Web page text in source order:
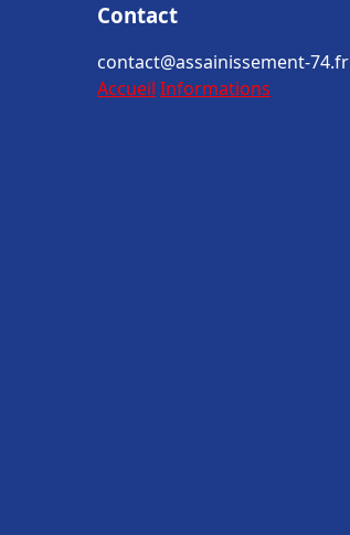
Contact
contact@assainissement-74.fr
Accueil Informations